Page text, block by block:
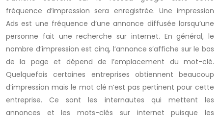
fréquence d’impression sera enregistrée. Une impression
Ads est une fréquence d’une annonce diffusée lorsqu’une
personne fait une recherche sur internet. En général, le
nombre d’impression est cinq, l’annonce s’affiche sur le bas
de la page et dépend de l’emplacement du mot-clé.
Quelquefois certaines entreprises obtiennent beaucoup
d’impression mais le mot clé n’est pas pertinent pour cette
entreprise. Ce sont les internautes qui mettent les
annonces et les mots-clés sur internet puisque les